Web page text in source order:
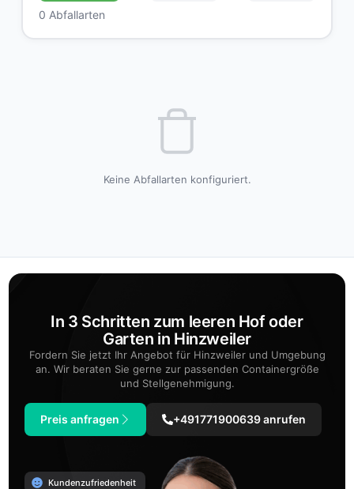
0 Abfallarten
Keine Abfallarten konfiguriert.
In 3 Schritten zum leeren Hof oder
Garten in Hinzweiler
Fordern Sie jetzt Ihr Angebot für Hinzweiler und Umgebung
an. Wir beraten Sie gerne zur passenden Containergröße
und Stellgenehmigung.
Preis anfragen +491771900639 anrufen
Kundenzufriedenheit